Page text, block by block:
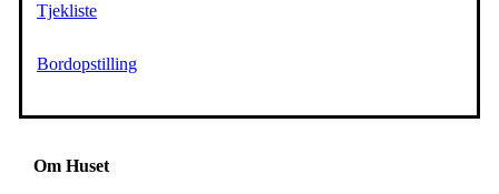
Tjekliste
Bordopstilling
Om Huset